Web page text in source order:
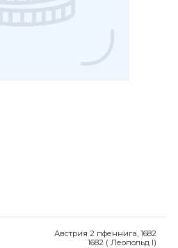
Австрия 2 пфеннига, 1682
1682 ( Леопольд I)